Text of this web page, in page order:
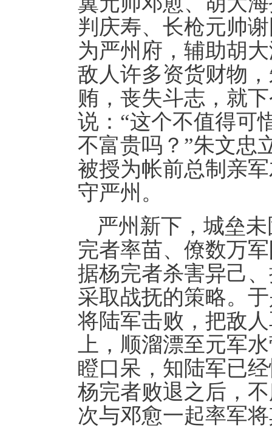
判庆寿、长枪元帅
为严州府，辅助胡
敌人许多资货财物
贿，丧失斗志，就
说：“这个不值得可
不富贵吗？”朱文忠
被授为帐前总制亲
守严州。
严州新下，城垒
完者率苗、僚数万
据杨完者杀害异己
采取战抚的策略。
将陆军击败，把敌
上，顺溜漂至元军
瞪口呆，知陆军已
杨完者败退之后，
次与邓愈一起率军